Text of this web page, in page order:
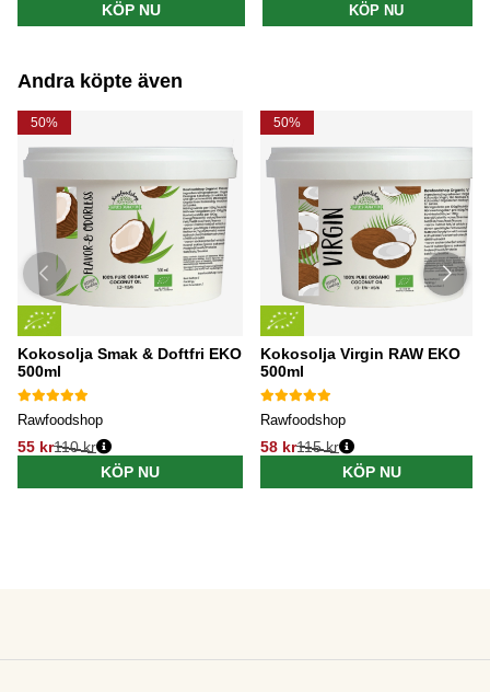
KÖP NU
KÖP NU
Andra köpte även
50%
Kokosolja Smak & Doftfri EKO
500ml
Rawfoodshop
55 kr110 kr
KÖP NU
50%
Kokosolja Virgin RAW EKO
500ml
Rawfoodshop
58 kr115 kr
KÖP NU